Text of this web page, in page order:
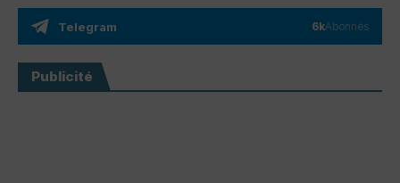
Telegram 6kAbonnés
Publicité